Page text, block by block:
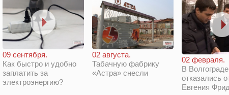
09 сентября.
Как быстро и удобно
заплатить за
электроэнергию?
02 августа.
Табачную фабрику
«Астра» снесли
02 февраля.
В Волгограде
отказались
Евгения